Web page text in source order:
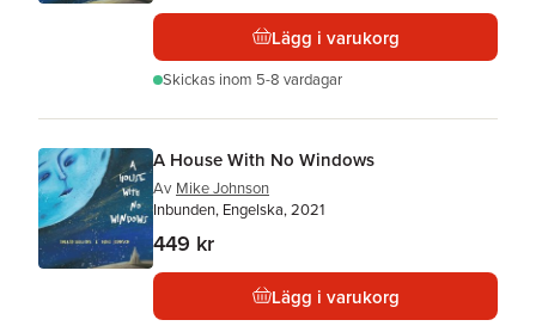
Lägg i varukorg
Skickas inom 5-8 vardagar
A House With No Windows
Av Mike Johnson
Inbunden, Engelska, 2021
449 kr
Lägg i varukorg